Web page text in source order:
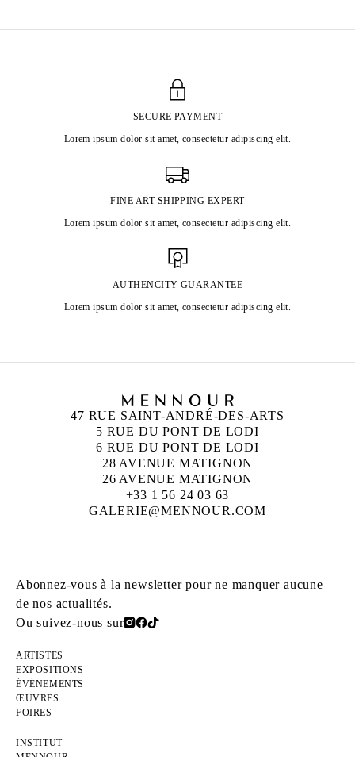
SECURE PAYMENT
Lorem ipsum dolor sit amet, consectetur adipiscing elit.
FINE ART SHIPPING EXPERT
Lorem ipsum dolor sit amet, consectetur adipiscing elit.
AUTHENCITY GUARANTEE
Lorem ipsum dolor sit amet, consectetur adipiscing elit.
47 RUE SAINT-ANDRÉ-DES-ARTS
5 RUE DU PONT DE LODI
6 RUE DU PONT DE LODI
28 AVENUE MATIGNON
26 AVENUE MATIGNON
+33 1 56 24 03 63
GALERIE@MENNOUR.COM
Abonnez-vous à la newsletter pour ne manquer aucune
de nos actualités.
Ou suivez-nous sur
ARTISTES
EXPOSITIONS
ÉVÉNEMENTS
ŒUVRES
FOIRES
INSTITUT